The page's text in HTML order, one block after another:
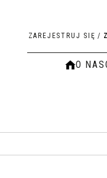
ZAREJESTRUJ SIĘ /
O NAS